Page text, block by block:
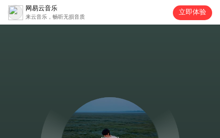
网易云音乐
来云音乐，畅听无损音质
立即体验